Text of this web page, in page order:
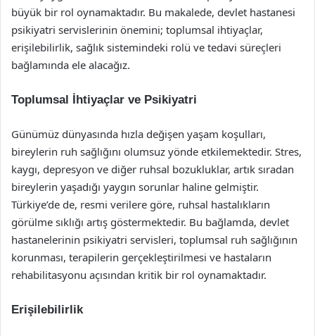
büyük bir rol oynamaktadır. Bu makalede, devlet hastanesi
psikiyatri servislerinin önemini; toplumsal ihtiyaçlar,
erişilebilirlik, sağlık sistemindeki rolü ve tedavi süreçleri
bağlamında ele alacağız.
Toplumsal İhtiyaçlar ve Psikiyatri
Günümüz dünyasında hızla değişen yaşam koşulları,
bireylerin ruh sağlığını olumsuz yönde etkilemektedir. Stres,
kaygı, depresyon ve diğer ruhsal bozukluklar, artık sıradan
bireylerin yaşadığı yaygın sorunlar haline gelmiştir.
Türkiye’de de, resmi verilere göre, ruhsal hastalıkların
görülme sıklığı artış göstermektedir. Bu bağlamda, devlet
hastanelerinin psikiyatri servisleri, toplumsal ruh sağlığının
korunması, terapilerin gerçekleştirilmesi ve hastaların
rehabilitasyonu açısından kritik bir rol oynamaktadır.
Erişilebilirlik